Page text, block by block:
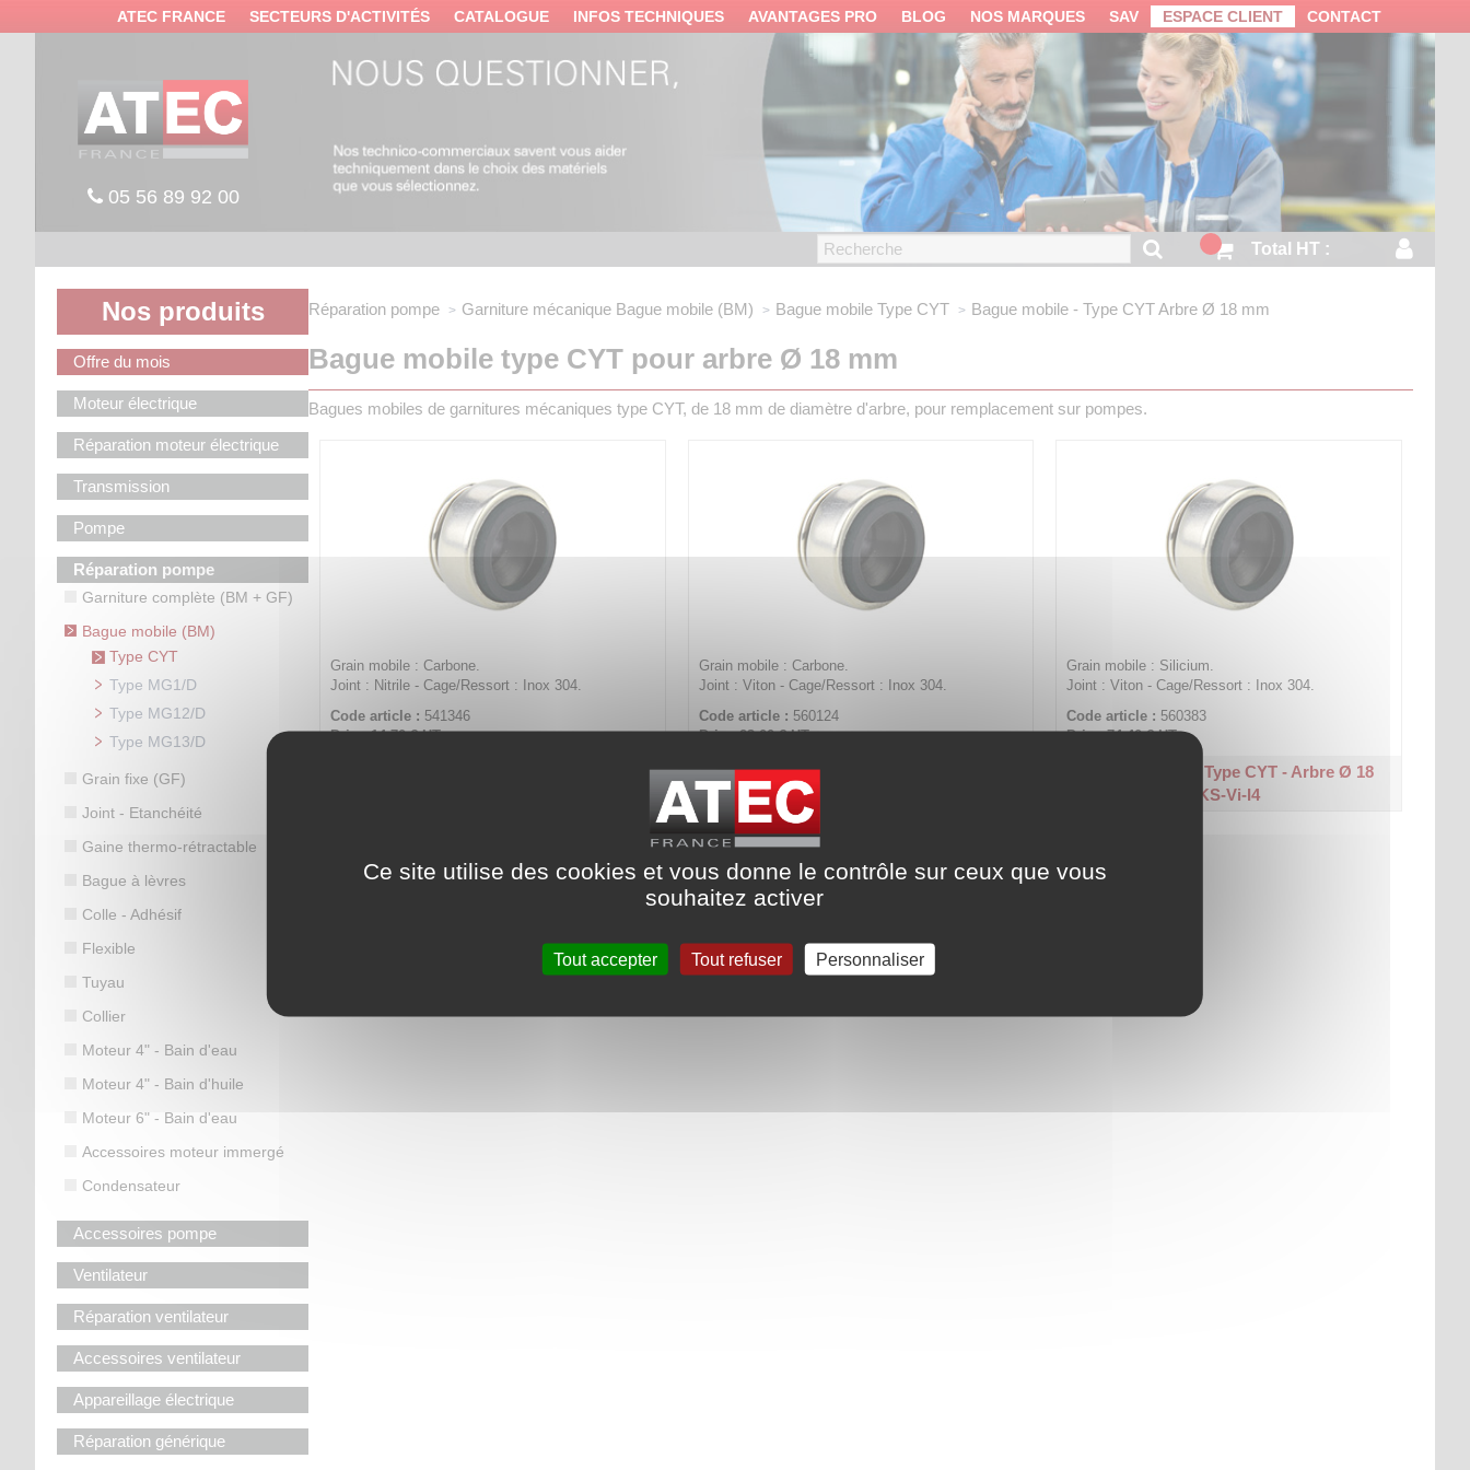
ATEC FRANCE SECTEURS D'ACTIVITÉS CATALOGUE INFOS TECHNIQUES AVANTAGES PRO BLOG NOS MARQUES SAV ESPACE CLIENT CONTACT
05 56 89 92 00
Total HT :
Nos produits
Offre du mois
Moteur électrique
Réparation moteur électrique
Transmission
Pompe
Réparation pompe
Garniture complète (BM + GF)
Bague mobile (BM)
Type CYT
Type MG1/D
Type MG12/D
Type MG13/D
Grain fixe (GF)
Joint - Etanchéité
Gaine thermo-rétractable
Bague à lèvres
Colle - Adhésif
Flexible
Tuyau
Collier
Moteur 4" - Bain d'eau
Moteur 4" - Bain d'huile
Moteur 6" - Bain d'eau
Accessoires moteur immergé
Condensateur
Accessoires pompe
Ventilateur
Réparation ventilateur
Accessoires ventilateur
Appareillage électrique
Réparation générique
Réparation pompe Garniture mécanique Bague mobile (BM) Bague mobile Type CYT Bague mobile - Type CYTArbre Ø 18 mm
Bague mobile type CYT pour arbre Ø 18 mm
Bagues mobiles de garnitures mécaniques type CYT, de 18 mm de diamètre d'arbre, pour remplacement sur pompes.
Grain mobile : Carbone.
Joint : Nitrile - Cage/Ressort : Inox 304.
Code article : 541346
Prix : 14,70 €HT
Grain mobile : Carbone.
Joint : Viton - Cage/Ressort : Inox 304.
Code article : 560124
Prix : 23,00 €HT
Bague mobile - Type CYT - Arbre Ø 18
Grain mobile : Silicium.
Joint : Viton - Cage/Ressort : Inox 304.
Code article : 560383
Prix : 74,40 €HT
Bague mobile - Type CYT - Arbre Ø 18
KS-Vi-I4
Panneau de gestion des cookies
Ce site utilise des cookies et vous donne le contrôle sur ceux que vous
souhaitez activer
Tout accepter Tout refuser Personnaliser